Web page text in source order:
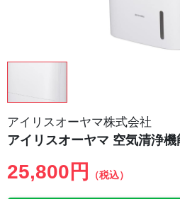
アイリスオーヤマ株式会社
アイリスオーヤマ 空気清浄
25,800円 （税込）